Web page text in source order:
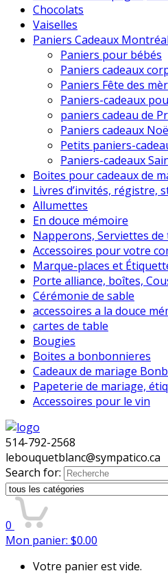
Chocolats
Vaiselles
Paniers Cadeaux Montréal
Paniers pour bébés
Paniers cadeaux
Paniers Fête des
Paniers-cadeaux
paniers cadeau de
Paniers cadeaux
Petits paniers-
Paniers-cadeaux
Boites pour cadeaux de
Livres d’invités, régistre,
Allumettes
En douce mémoire
Napperons, Serviettes de
Accessoires pour votre
Marque-places et
Porte alliance, boîtes,
Cérémonie de sable
accessoires a la douce
cartes de table
Bougies
Boites a bonbonnieres
Cadeaux de mariage
Papeterie de mariage,
Accessoires pour le vin
514-792-2568
lebouquetblanc@sympatico.ca
Search for:
0
Mon panier: $0.00
Votre panier est vide.